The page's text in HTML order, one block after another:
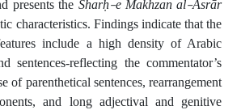
presents theSharḥ-e Makhzan al-Asrār
characteristics. Findings indicate that the
include a high density of Arabic
sentences-reflecting the commentator’s
of parenthetical sentences, rearrangement
and long adjectival and genitive